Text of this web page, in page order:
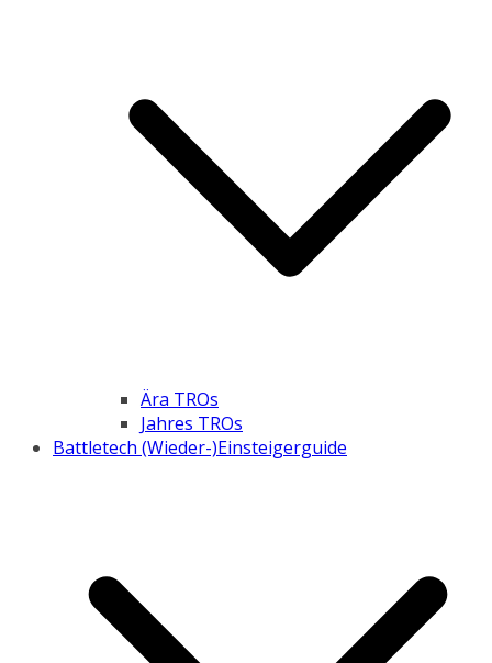
Ära TROs
Jahres TROs
Battletech (Wieder-)Einsteigerguide